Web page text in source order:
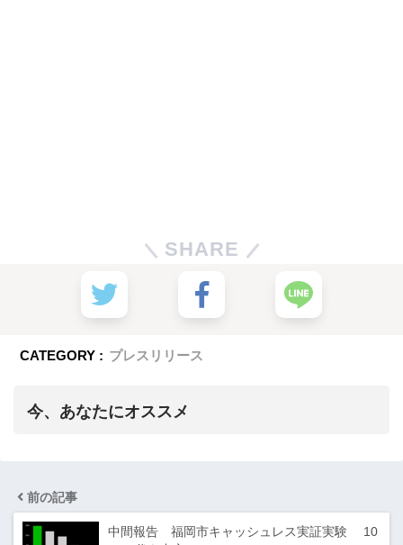
SHARE
CATEGORY : プレスリリース
今、あなたにオススメ
前の記事
中間報告 福岡市キャッシュレス実証実験 10